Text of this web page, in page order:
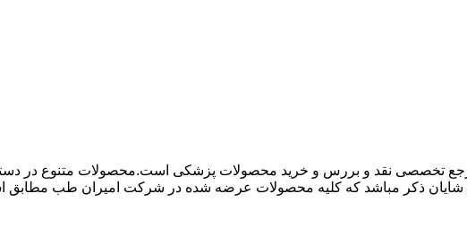
تخصصی نقد و بررس و خرید محصولات پزشکی است.محصولات متنوع در
ذکر مباشد که کلیه محصولات عرضه شده در شرکت امیران طب مطابق